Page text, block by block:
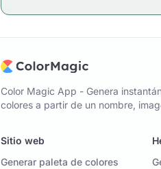
Color Magic App - Genera
colores a partir de un nombre,
Sitio web
Generar paleta de colores